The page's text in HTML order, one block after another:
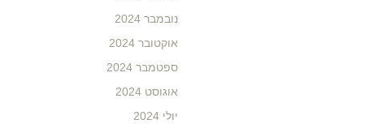
נובמבר 2024
אוקטובר 2024
ספטמבר 2024
אוגוסט 2024
יולי 2024